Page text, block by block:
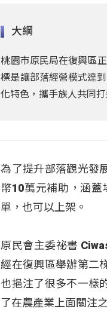
大綱
桃園市原民局在復興區
標是讓部落經營模式達
化特色，攜手族人共同
為了提升部落觀光發
幣10萬元補助，涵
單，也可以上架。
原民會主委祕書
經在復興區舉辦第二
也挹注了很多不一樣
了在農產業上面關注